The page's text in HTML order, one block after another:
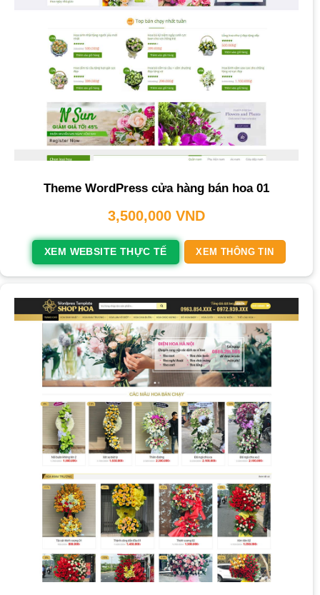
Theme WordPress cửa hàng bán hoa 01
3,500,000 VND
XEM WEBSITE THỰC TẾ XEM THÔNG TIN